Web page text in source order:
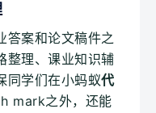
答案和论文稿件之
整理、课业知识辅
同学们在小蚂蚁代
mark之外，还能